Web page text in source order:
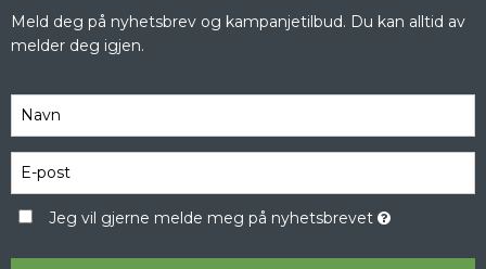
Meld deg på nyhetsbrev og kampanjetilbud. Du kan alltid av
melder deg igjen.
Jeg vil gjerne melde meg på nyhetsbrevet